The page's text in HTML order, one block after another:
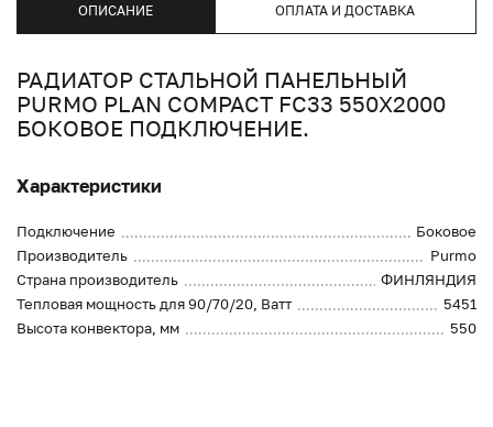
ОПИСАНИЕ ОПЛАТА И ДОСТАВКА
РАДИАТОР СТАЛЬНОЙ ПАНЕЛЬНЫЙ
PURMO PLAN COMPACT FC33 550X2000
БОКОВОЕ ПОДКЛЮЧЕНИЕ.
Характеристики
Подключение
Боковое
Производитель
Purmo
Страна производитель
ФИНЛЯНДИЯ
Тепловая мощность для 90/70/20, Ватт
5451
Высота конвектора, мм
550